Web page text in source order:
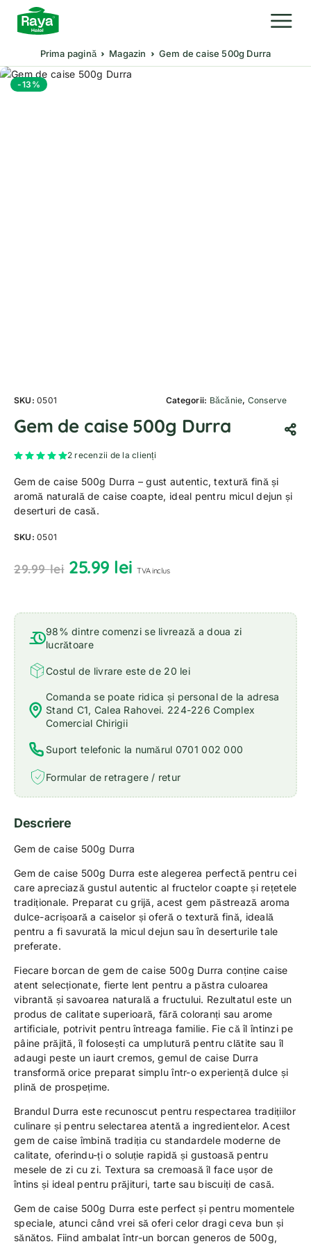
Prima pagină Magazin Gem de caise 500g Durra
-13%
SKU:0501 Categorii: Băcănie, Conserve
Gem de caise 500g Durra
Evaluat la 5.00din 5 pe baza a
2 recenzii de la clienți
Gem de caise 500g Durra – gust autentic, textură fină și
aromă naturală de caise coapte, ideal pentru micul dejun și
deserturi de casă.
SKU:0501
29.99lei 25.99 lei TVA inclus
98% dintre comenzi se livrează a doua zi
lucrătoare
Costul de livrare este de 20 lei
Comanda se poate ridica și personal de la adresa
Stand C1, Calea Rahovei. 224-226 Complex
Comercial Chirigii
Suport telefonic la numărul 0701 002 000
Formular de retragere / retur
Descriere
Gem de caise 500g Durra
Gem de caise 500g Durra este alegerea perfectă pentru cei
care apreciază gustul autentic al fructelor coapte și rețetele
tradiționale. Preparat cu grijă, acest gem păstrează aroma
dulce-acrișoară a caiselor și oferă o textură fină, ideală
pentru a fi savurată la micul dejun sau în deserturile tale
preferate.
Fiecare borcan de gem de caise 500g Durra conține caise
atent selecționate, fierte lent pentru a păstra culoarea
vibrantă și savoarea naturală a fructului. Rezultatul este un
produs de calitate superioară, fără coloranți sau arome
artificiale, potrivit pentru întreaga familie. Fie că îl întinzi pe
pâine prăjită, îl folosești ca umplutură pentru clătite sau îl
adaugi peste un iaurt cremos, gemul de caise Durra
transformă orice preparat simplu într-o experiență dulce și
plină de prospețime.
Brandul Durra este recunoscut pentru respectarea tradițiilor
culinare și pentru selectarea atentă a ingredientelor. Acest
gem de caise îmbină tradiția cu standardele moderne de
calitate, oferindu-ți o soluție rapidă și gustoasă pentru
mesele de zi cu zi. Textura sa cremoasă îl face ușor de
întins și ideal pentru prăjituri, tarte sau biscuiți de casă.
Gem de caise 500g Durra este perfect și pentru momentele
speciale, atunci când vrei să oferi celor dragi ceva bun și
sănătos. Fiind ambalat într-un borcan generos de 500g,